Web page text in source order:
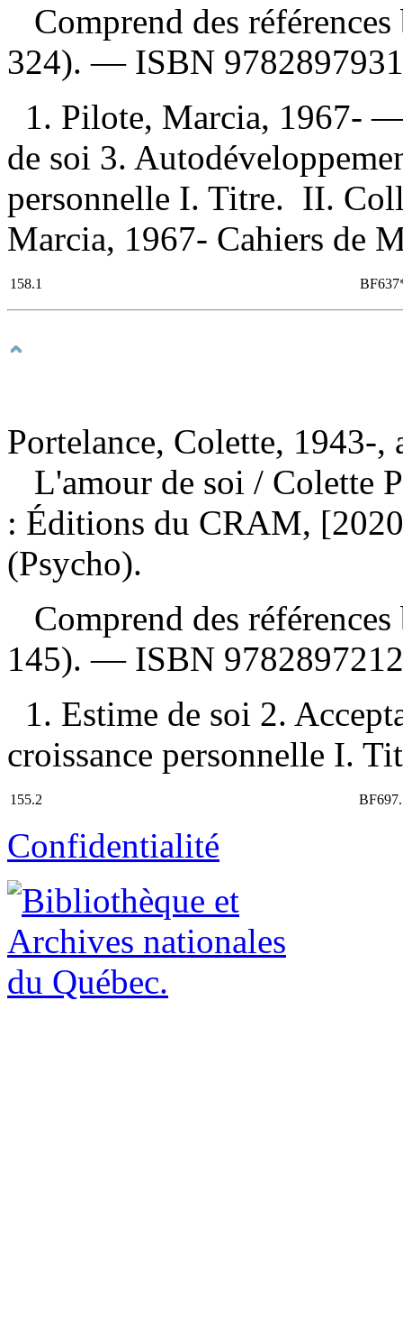
Comprend des
324). — ISBN
1. Pilote, Marcia, 1967-
de soi 3.
personnelle I. Titre. II.
Marcia, 1967- Cahiers de
158.1
Portelance, Colette, 1943-,
L'amour de soi / Colette
: Éditions du CRAM,
(Psycho).
Comprend des
145). — ISBN
1. Estime de soi 2.
croissance personnelle I.
155.2
Confidentialité